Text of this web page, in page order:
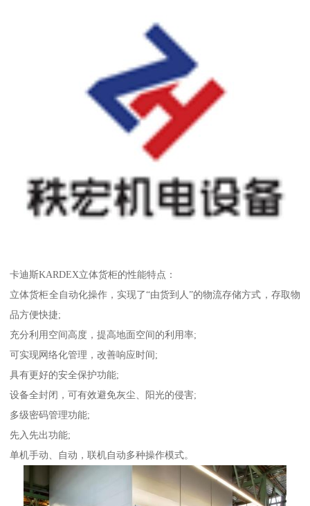
卡迪斯KARDEX立体货柜的性能特点：
立体货柜全自动化操作，实现了“由货到人”的物流存储方式，存取物
品方便快捷;
充分利用空间高度，提高地面空间的利用率;
可实现网络化管理，改善响应时间;
具有更好的安全保护功能;
设备全封闭，可有效避免灰尘、阳光的侵害;
多级密码管理功能;
先入先出功能;
单机手动、自动，联机自动多种操作模式。